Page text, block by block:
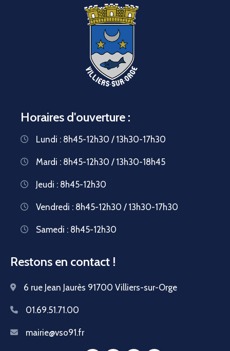
Horaires d'ouverture :
Lundi : 8h45-12h30 / 13h30-17h30
Mardi : 8h45-12h30 / 13h30-18h45
Jeudi : 8h45-12h30
Vendredi : 8h45-12h30 / 13h30-17h30
Samedi : 8h45-12h30
Restons en contact !
6 rue Jean Jaurès 91700 Villiers-sur-Orge
01.69.51.71.00
mairie@vso91.fr